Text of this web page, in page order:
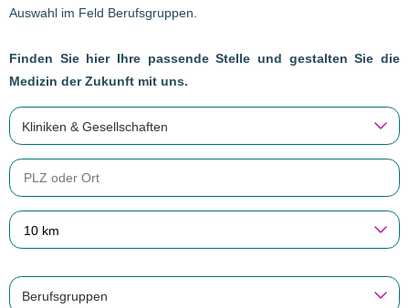
Auswahl im Feld Berufsgruppen.
Finden Sie hier Ihre passende Stelle und gestalten Sie die
Medizin der Zukunft mit uns.
Kliniken & Gesellschaften
10 km
Berufsgruppen